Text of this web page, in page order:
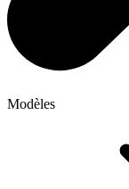
Modèles